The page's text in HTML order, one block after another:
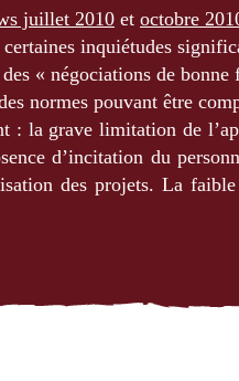
juillet 2010 et octobre
inquiétudes
« négociations de
normes pouvant être
: la grave limitation de
d’incitation du
des projets. La